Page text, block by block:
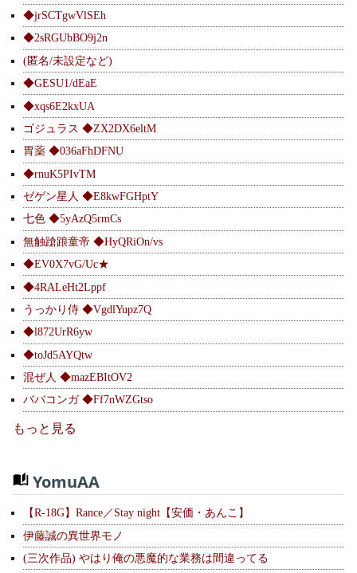
◆jrSCTgwVlSEh
◆2sRGUbBO9j2n
(匿名/未設定など)
◆GESU1/dEaE
◆xqs6E2kxUA
ゴジュラス ◆ZX2DX6eltM
胃薬 ◆036aFhDFNU
◆rnuK5PIvTM
ゼゲン星人 ◆E8kwFGHptY
七色 ◆5yAzQ5rmCs
無触蹌踉童帝 ◆HyQRiOn/vs
◆EV0X7vG/Uc★
◆4RALeHt2Lppf
うっかり侍 ◆VgdlYupz7Q
◆l872UrR6yw
◆toJd5AYQtw
混ぜ人 ◆mazEBItOV2
ババコンガ ◆Ff7nWZGtso
もっと見る
YomuAA
【R-18G】Rance／Stay night【安価・あんこ】
伊藤誠の異世界モノ
(三次作品) やはり俺の悪魔的な業務は間違ってる